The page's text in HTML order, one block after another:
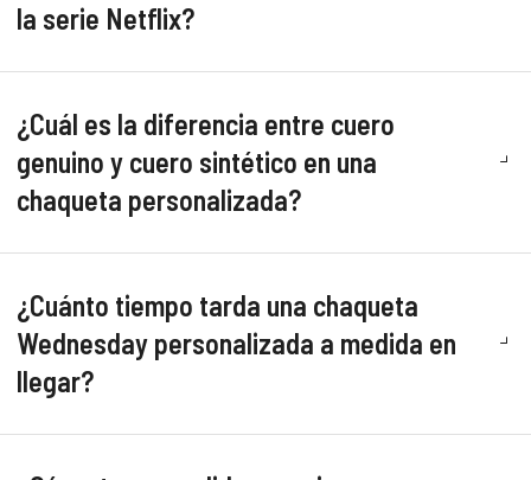
la serie Netflix?
¿Cuál es la diferencia entre cuero
genuino y cuero sintético en una
chaqueta personalizada?
¿Cuánto tiempo tarda una chaqueta
Wednesday personalizada a medida en
llegar?